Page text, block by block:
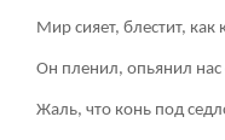
Мир сияет, блестит, как
Он пленил, опьянил нас
Жаль, что конь под